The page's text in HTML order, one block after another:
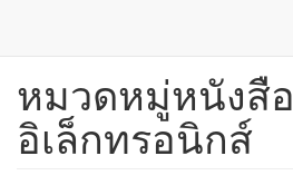
ข้าม
เนื้อหา
หมวดหมู่หนังสือ
อิเล็กทรอนิกส์